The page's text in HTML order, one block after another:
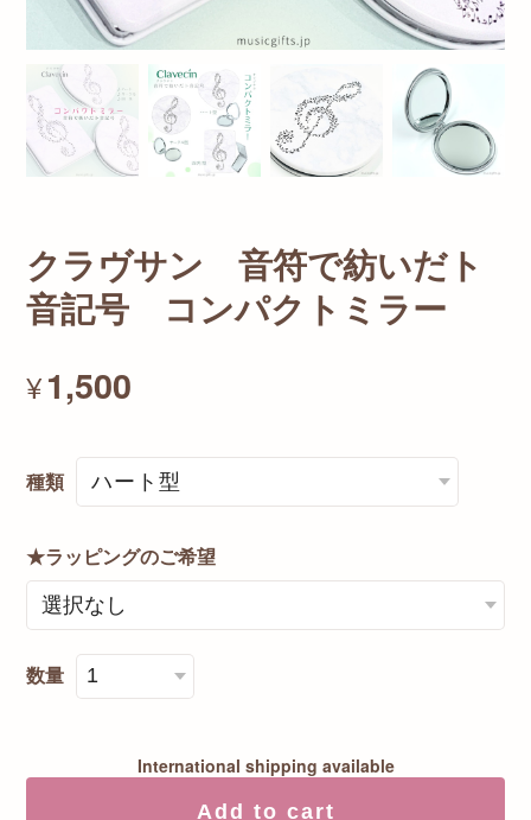
クラヴサン 音符で紡いだト
音記号 コンパクトミラー
¥1,500
種類
★ラッピングのご希望
数量
International shipping available
Add to cart